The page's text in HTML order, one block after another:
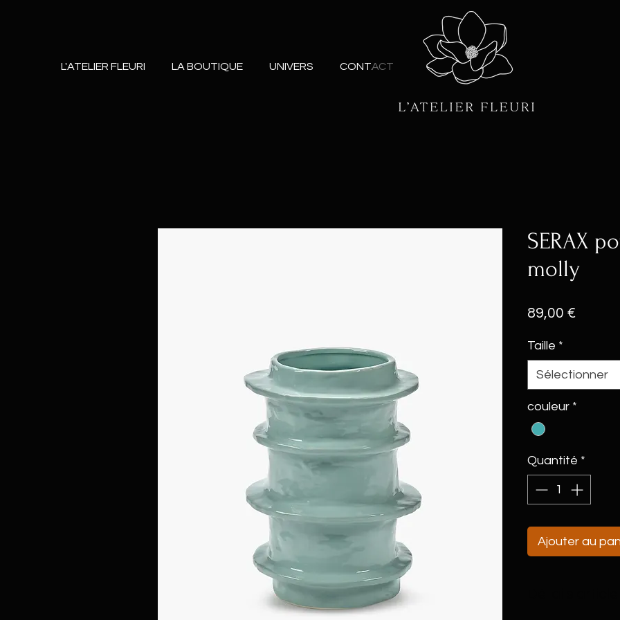
L'ATELIER FLEURI LA BOUTIQUE UNIVERS CONTACT
SERAX
molly
89,00 €
Taille *
Sélectionner
couleur *
Quantité *
Ajouter au